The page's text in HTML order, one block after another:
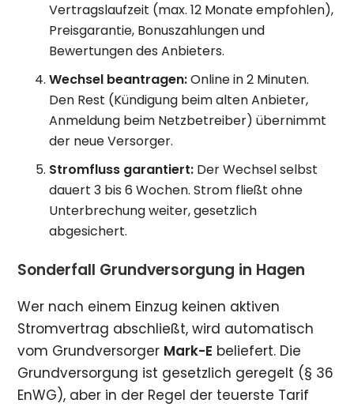
Vertragslaufzeit (max. 12 Monate empfohlen),
Preisgarantie, Bonuszahlungen und
Bewertungen des Anbieters.
Wechsel beantragen:Online in 2 Minuten.
Den Rest (Kündigung beim alten Anbieter,
Anmeldung beim Netzbetreiber) übernimmt
der neue Versorger.
Stromfluss garantiert: Der Wechsel selbst
dauert 3 bis 6 Wochen. Strom fließt ohne
Unterbrechung weiter, gesetzlich
abgesichert.
Sonderfall Grundversorgung in Hagen
Wer nach einem Einzug keinen aktiven
Stromvertrag abschließt, wird automatisch
vom Grundversorger Mark-E beliefert. Die
Grundversorgung ist gesetzlich geregelt (§ 36
EnWG), aber in der Regel der teuerste Tarif